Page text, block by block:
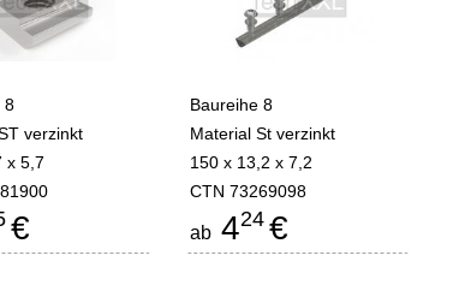
8
verzinkt
x 5,7
€
Baureihe 8
Material St verzinkt
150 x 13,2 x 7,2
CTN 73269098
ab 424 €